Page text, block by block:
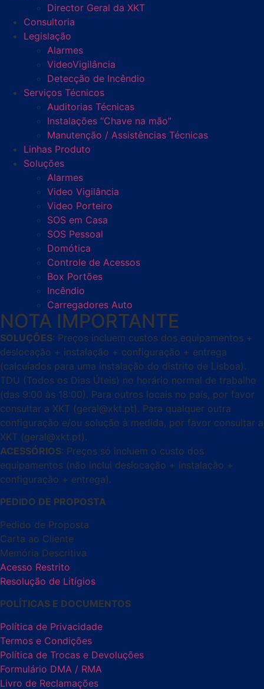
Director Geral da XKT
Consultoria
Legislação
Alarmes
VideoVigilância
Detecção de Incêndio
Serviços Técnicos
Auditorias Técnicas
Instalações “Chave na mão”
Manutenção / Assistências Técnicas
Linhas Produto
Soluções
Alarmes
Video Vigilância
Video Porteiro
SOS em Casa
SOS Pessoal
Domótica
Controle de Acessos
Box Portões
Incêndio
Carregadores Auto
NOTA IMPORTANTE
SOLUÇÕES: Preços incluem custos dos equipamentos +
deslocação + instalação + configuração + entrega
(calculados para uma instalação do distrito de Lisboa).
TDU (Todos os Dias Úteis) no horário normal de trabalho
(das 9:00 às 18:00). Para outros locais no país, por favor
consultar a XKT (geral@xkt.pt). Para qualquer outra
configuração e/ou solução à medida, por favor consultar a
XKT (geral@xkt.pt).
ACESSÓRIOS: Preços só incluem o custo dos
equipamentos (não inclui deslocação + instalação +
configuração + entrega).
PEDIDO DE PROPOSTA
Pedido de Proposta
Carta ao Cliente
Memória Descritiva
Acesso Restrito
Resolução de Litígios
POLÍTICAS E DOCUMENTOS
Política de Privacidade
Termos e Condições
Política de Trocas e Devoluções
Formulário DMA / RMA
Livro de Reclamações